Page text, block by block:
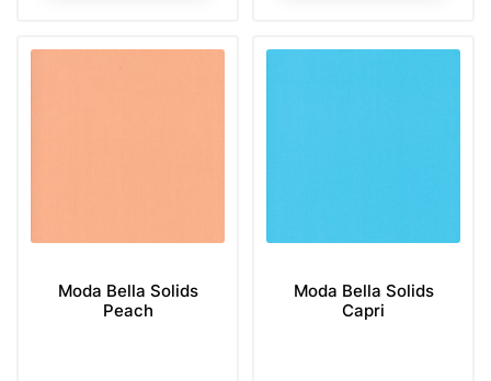
Moda Bella Solids
Peach
Moda Bella Solids
Capri